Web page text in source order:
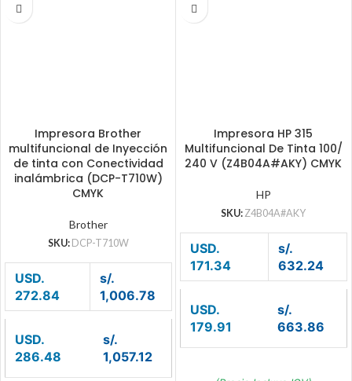
Impresora Brother
multifuncional de Inyección
de tinta con Conectividad
inalámbrica (DCP-T710W)
CMYK
Brother
SKU: DCP-T710W
USD.
272.84
s/.
1,006.78
USD.
286.48
s/.
1,057.12
Impresora HP 315
Multifuncional De Tinta 100/
240 V (Z4B04A#AKY) CMYK
HP
SKU: Z4B04A#AKY
USD.
171.34
s/.
632.24
USD.
179.91
s/.
663.86